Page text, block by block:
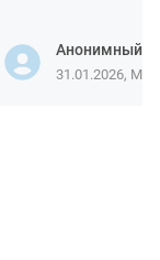
Анонимный
31.01.2026,